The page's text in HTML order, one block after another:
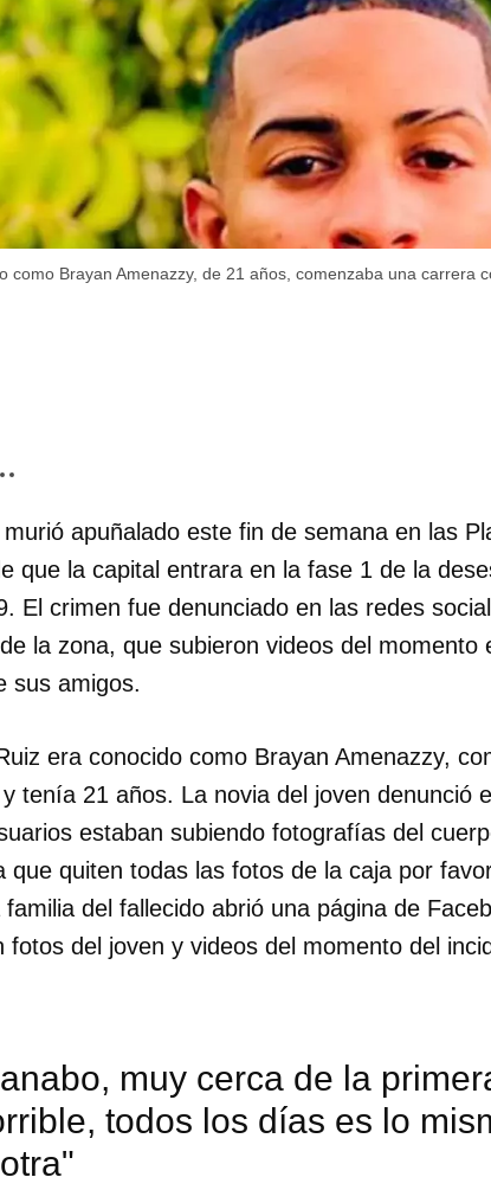
como Brayan Amenazzy, de 21 años, comenzaba una carrera
apuñalado este fin de semana en las
que la capital entrara en la fase 1 de la
El crimen fue denunciado en las redes
la zona, que subieron videos del momento
sus amigos.
era conocido como Brayan Amenazzy,
tenía 21 años. La novia del joven denunció
estaban subiendo fotografías del
que quiten todas las fotos de la caja por
del fallecido abrió una página de
fotos del joven y videos del momento del
muy cerca de la
todos los días es lo